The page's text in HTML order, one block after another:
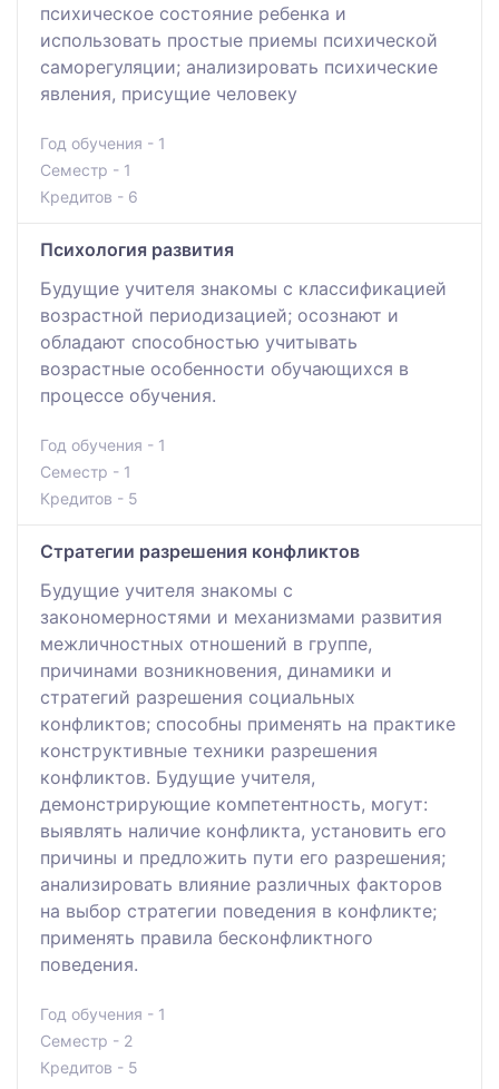
психическое состояние ребенка и
использовать простые приемы психической
саморегуляции; анализировать психические
явления, присущие человеку
Год обучения - 1
Семестр - 1
Кредитов - 6
Психология развития
Будущие учителя знакомы с классификацией
возрастной периодизацией; осознают и
обладают способностью учитывать
возрастные особенности обучающихся в
процессе обучения.
Год обучения - 1
Семестр - 1
Кредитов - 5
Стратегии разрешения конфликтов
Будущие учителя знакомы с
закономерностями и механизмами развития
межличностных отношений в группе,
причинами возникновения, динамики и
стратегий разрешения социальных
конфликтов; способны применять на практике
конструктивные техники разрешения
конфликтов. Будущие учителя,
демонстрирующие компетентность, могут:
выявлять наличие конфликта, установить его
причины и предложить пути его разрешения;
анализировать влияние различных факторов
на выбор стратегии поведения в конфликте;
применять правила бесконфликтного
поведения.
Год обучения - 1
Семестр - 2
Кредитов - 5